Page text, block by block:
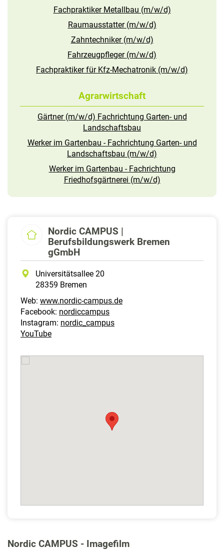
Fachpraktiker Metallbau (m/w/d)
Raumausstatter (m/w/d)
Zahntechniker (m/w/d)
Fahrzeugpfleger (m/w/d)
Fachpraktiker für Kfz-Mechatronik (m/w/d)
Agrarwirtschaft
Gärtner (m/w/d) Fachrichtung Garten- und
Landschaftsbau
Werker im Gartenbau - Fachrichtung Garten- und
Landschaftsbau (m/w/d)
Werker im Gartenbau - Fachrichtung
Friedhofsgärtnerei (m/w/d)
Nordic CAMPUS |
Berufsbildungswerk Bremen
gGmbH
Universitätsallee 20
28359 Bremen
Web: www.nordic-campus.de
Facebook: nordiccampus
Instagram: nordic_campus
YouTube
Nordic CAMPUS - Imagefilm